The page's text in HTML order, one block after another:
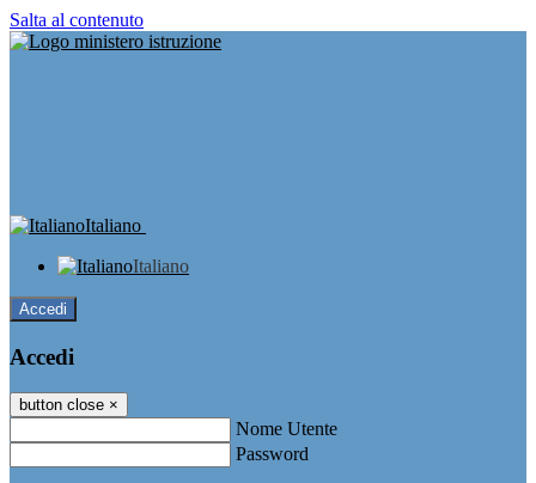
Salta al contenuto
Italiano
Italiano
Accedi
Accedi
button close ×
Nome Utente
Password